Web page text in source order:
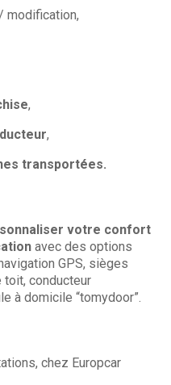
modification,
,
,
transportées.
votre confort
avec des options
GPS, sièges
conducteur
à domicile “tomydoor”.
chez Europcar